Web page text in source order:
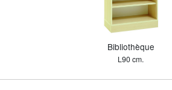
Bibliothèque
L90 cm.